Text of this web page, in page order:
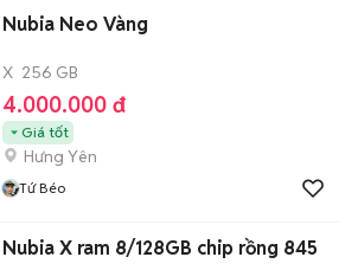
Nubia Neo Vàng
X 256 GB
4.000.000 đ
Giá tốt
Hưng Yên
Tứ Béo
Nubia X ram 8/128GB chip rồng 845